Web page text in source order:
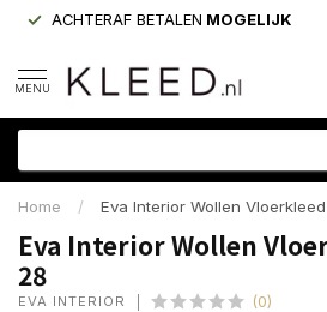
ACHTERAF BETALEN MOGELIJK
MENU
Home / Eva Interior Wollen
Eva Interior Wollen
28
EVA INTERIOR (0)